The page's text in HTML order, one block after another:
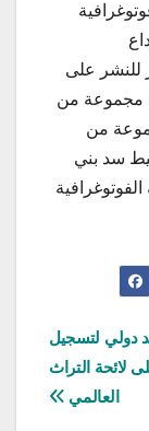
للنشر على
مجموعة من
مجموعة من
سد بني
دولي لتسجيل
لائحة التراث
العالمي